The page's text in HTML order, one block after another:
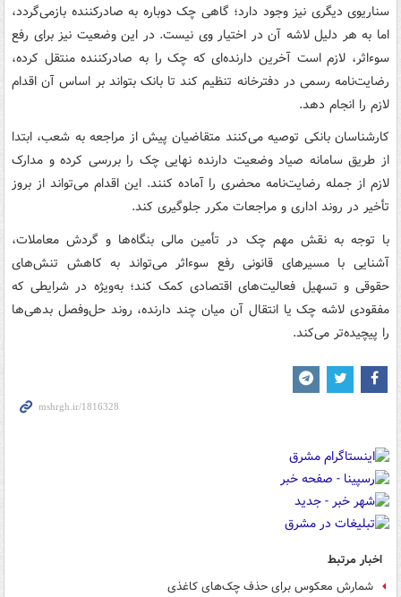
سناریوی دیگری نیز وجود دارد؛ گاهی چک دوباره به صادرکننده بازمی‌گردد،
اما به هر دلیل لاشه آن در اختیار وی نیست. در این وضعیت نیز برای رفع
سوءاثر، لازم است آخرین دارنده‌ای که چک را به صادرکننده منتقل کرده،
رضایت‌نامه رسمی در دفترخانه تنظیم کند تا بانک بتواند بر اساس آن اقدام
لازم را انجام دهد.
کارشناسان بانکی توصیه می‌کنند متقاضیان پیش از مراجعه به شعب، ابتدا
از طریق سامانه صیاد وضعیت دارنده نهایی چک را بررسی کرده و مدارک
لازم از جمله رضایت‌نامه محضری را آماده کنند. این اقدام می‌تواند از بروز
تأخیر در روند اداری و مراجعات مکرر جلوگیری کند.
با توجه به نقش مهم چک در تأمین مالی بنگاه‌ها و گردش معاملات،
آشنایی با مسیرهای قانونی رفع سوءاثر می‌تواند به کاهش تنش‌های
حقوقی و تسهیل فعالیت‌های اقتصادی کمک کند؛ به‌ویژه در شرایطی که
مفقودی لاشه چک یا انتقال آن میان چند دارنده، روند حل‌وفصل بدهی‌ها
را پیچیده‌تر می‌کند.
اخبار مرتبط
شمارش معکوس برای حذف چک‌های کاغذی